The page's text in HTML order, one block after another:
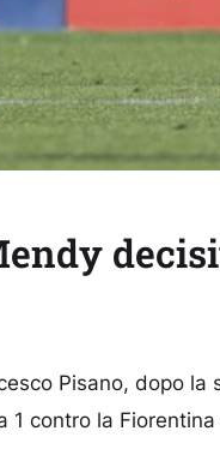
Pisano, dopo la
1 contro la